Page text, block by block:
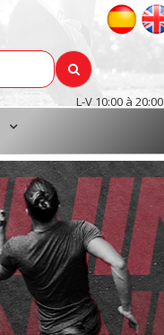
L-V 10:00 à 20:00